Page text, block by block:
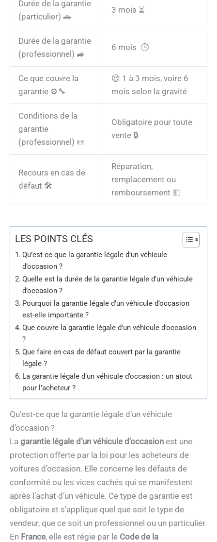
Durée de la garantie
(particulier) 🚗
3 mois ⏳
Durée de la garantie
(professionnel) 🚙
6 mois 🕒
Ce que couvre la
garantie ⚙️🔧
😌 1 à 3 mois, voire 6
mois selon la gravité
Conditions de la
garantie
(professionnel) 📜
Obligatoire pour toute
vente 🔒
Recours en cas de
défaut 🛠️
Réparation,
remplacement ou
remboursement 💵
LES POINTS CLÉS
Qu’est-ce que la garantie légale d’un véhicule
d’occasion ?
Quelle est la durée de la garantie légale d’un véhicule
d’occasion ?
Pourquoi la garantie légale d’un véhicule d’occasion
est-elle importante ?
Que couvre la garantie légale d’un véhicule d’occasion
?
Que faire en cas de défaut couvert par la garantie
légale ?
La garantie légale d’un véhicule d’occasion : un atout
pour l’acheteur ?
Qu’est-ce que la garantie légale d’un véhicule
d’occasion ?
La garantie légale d’un véhicule d’occasion est une
protection offerte par la loi pour les acheteurs de
voitures d’occasion. Elle concerne les défauts de
conformité ou les vices cachés qui se manifestent
après l’achat d’un véhicule. Ce type de garantie est
obligatoire et s’applique quel que soit le type de
vendeur, que ce soit un professionnel ou un particulier.
En France, elle est régie par le Code de la